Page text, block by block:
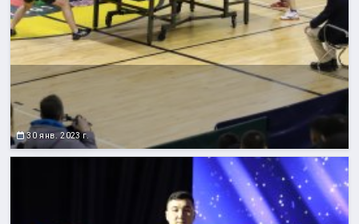
30 янв. 2023 г.